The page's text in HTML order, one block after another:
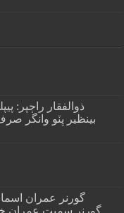
ذوالفقار راڄپر:
بينظير ڀٽو
گورنر سميت عمران